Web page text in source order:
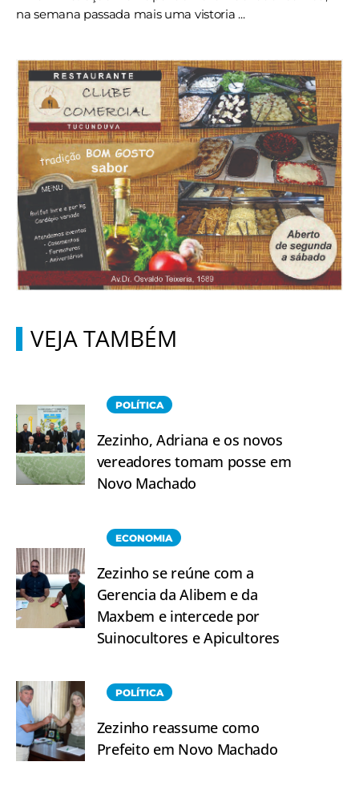
na semana passada mais uma vistoria ...
VEJA TAMBÉM
POLÍTICA
Zezinho, Adriana e os novos
vereadores tomam posse em
Novo Machado
ECONOMIA
Zezinho se reúne com a
Gerencia da Alibem e da
Maxbem e intercede por
Suinocultores e Apicultores
POLÍTICA
Zezinho reassume como
Prefeito em Novo Machado